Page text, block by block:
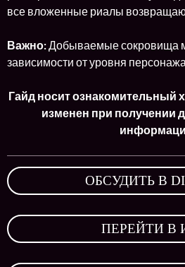
все вложенные риалы
Важно:Добываемые сокровища
зависимости от уровня
Гайд носит ознакомительный
изменен при получении
ОБСУДИТЬ В
ПЕРЕЙТИ В